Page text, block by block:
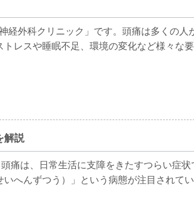
経外科クリニック」です。頭痛は多くの人
レスや睡眠不足、環境の変化など様々な
解説
痛は、日常生活に支障をきたすつらい症状
へんずつう）」という病態が注目されて